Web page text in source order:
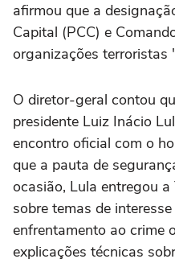
afirmou que a
Capital (PCC) e
organizações terroristas
O diretor-geral contou
presidente Luiz Inácio
encontro oficial com o
que a pauta de
ocasião, Lula entregou
sobre temas de
enfrentamento ao crime
explicações técnicas